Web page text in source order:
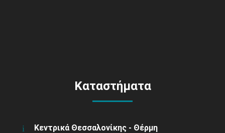
Καταστήματα
Κεντρικά Θεσσαλονίκης - Θέρμη